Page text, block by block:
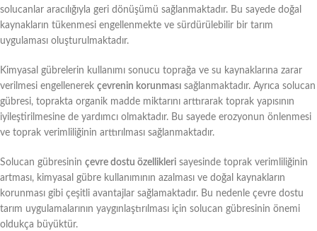
solucanlar aracılığıyla geri dönüşümü sağlanmaktadır. Bu sayede doğal
kaynakların tükenmesi engellenmekte ve sürdürülebilir bir tarım
uygulaması oluşturulmaktadır.
Kimyasal gübrelerin kullanımı sonucu toprağa ve su kaynaklarına zarar
verilmesi engellenerek çevrenin korunması sağlanmaktadır. Ayrıca solucan
gübresi, toprakta organik madde miktarını arttırarak toprak yapısının
iyileştirilmesine de yardımcı olmaktadır. Bu sayede erozyonun önlenmesi
ve toprak verimliliğinin arttırılması sağlanmaktadır.
Solucan gübresinin çevre dostu özellikleri sayesinde toprak verimliliğinin
artması, kimyasal gübre kullanımının azalması ve doğal kaynakların
korunması gibi çeşitli avantajlar sağlamaktadır. Bu nedenle çevre dostu
tarım uygulamalarının yaygınlaştırılması için solucan gübresinin önemi
oldukça büyüktür.